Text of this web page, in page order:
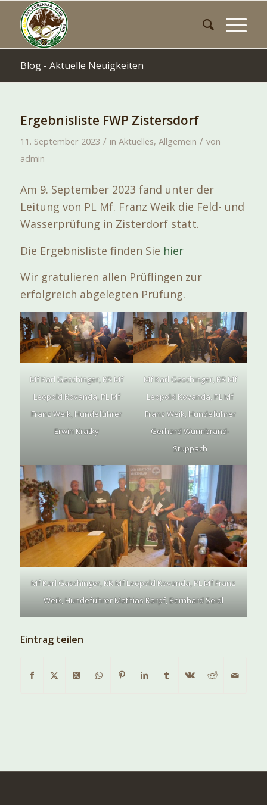
Blog - Aktuelle Neuigkeiten
Ergebnisliste FWP Zistersdorf
11. September 2023 / in Aktuelles, Allgemein / von
admin
Am 9. September 2023 fand unter der
Leitung von PL Mf. Franz Weik die Feld- und
Wasserprüfung in Zisterdorf statt.
Die Ergebnisliste finden Sie hier
Wir gratulieren allen Prüflingen zur
erfolgreich abgelegten Prüfung.
Mf Karl Gaschinger, KR Mf
Leopold Kovanda, PL Mf
Franz Weik, Hundeführer
Erwin Kratky
Mf Karl Gaschinger, KR Mf
Leopold Kovanda, PL Mf
Franz Weik, Hundeführer
Gerhard Wurmbrand-
Stuppach
Mf Karl Gaschinger, KR Mf Leopold Kovanda, PL Mf Franz
Weik, Hundeführer Mathias Karpf, Bernhard Seidl
Eintrag teilen